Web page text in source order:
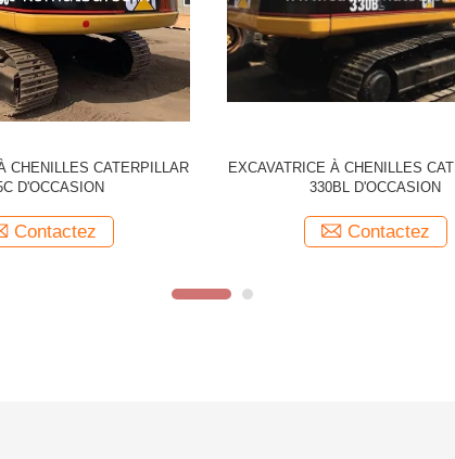
Excavateur CAT 336D
Contactez
Excavateur à rouleaux
original